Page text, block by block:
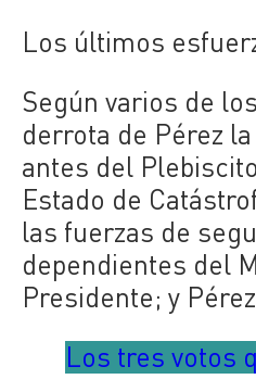
Los últimos
Según varios de
derrota de Pérez
antes del
Estado de
las fuerzas de
dependientes del
Presidente; y
Los tres votos